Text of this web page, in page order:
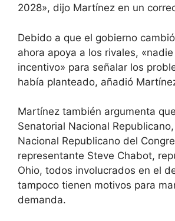
2028», dijo Martínez en un
Debido a que el gobierno
ahora apoya a los rivales,
incentivo» para señalar los
había planteado, añadió
Martínez también argumenta
Senatorial Nacional
Nacional Republicano del
representante Steve Chabot,
Ohio, todos involucrados en el
tampoco tienen motivos para
demanda.